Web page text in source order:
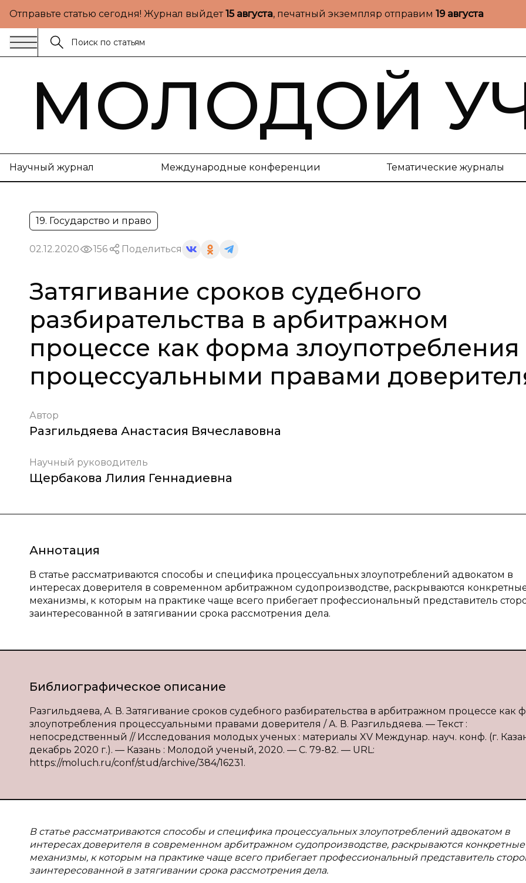
Отправьте статью сегодня! Журнал выйдет15 августа, печатный экземпляр отправим 19 августа
МОЛОДОЙ
Научный журнал Международные конференции Тематические журналы
19. Государство и право
02.12.2020 156 Поделиться
Затягивание сроков судебного
разбирательства в арбитражном
процессе как форма злоупотребления
процессуальными правами
Автор
Разгильдяева Анастасия Вячеславовна
Научный руководитель
Щербакова Лилия Геннадиевна
Аннотация
В статье рассматриваются способы и специфика процессуальных злоупотреблений адвокатом в
интересах доверителя в современном арбитражном судопроизводстве, раскрываются
механизмы, к которым на практике чаще всего прибегает профессиональный представитель
заинтересованной в затягивании срока рассмотрения дела.
Библиографическое описание
Разгильдяева, А. В. Затягивание сроков судебного разбирательства в арбитражном процессе как
злоупотребления процессуальными правами доверителя / А. В. Разгильдяева. — Текст :
непосредственный // Исследования молодых ученых : материалы XV Междунар. науч. конф. (г.
декабрь 2020 г.). — Казань : Молодой ученый, 2020. — С. 79-82. — URL:
https://moluch.ru/conf/stud/archive/384/16231.
В статье рассматриваются способы и специфика процессуальных злоупотреблений адвокатом в
интересах доверителя в современном арбитражном судопроизводстве, раскрываются конкретные
механизмы, к которым на практике чаще всего прибегает профессиональный представитель
заинтересованной в затягивании срока рассмотрения дела.